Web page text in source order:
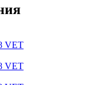
VET
VET